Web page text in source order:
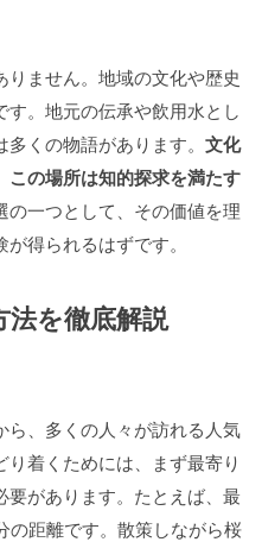
ません。地域の文化や歴史
。地元の伝承や飲用水とし
くの物語があります。 文化
の場所は知的探求を満たす
の一つとして、その価値を理
得られるはずです。
を徹底解説
、多くの人々が訪れる人気
着くためには、まず最寄り
があります。たとえば、最
の距離です。散策しながら桜